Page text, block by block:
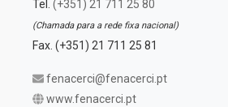
Tel. (+351) 21 711 25 80
(Chamada para a rede fixa nacional)
Fax. (+351) 21 711 25 81
fenacerci@fenacerci.pt
www.fenacerci.pt